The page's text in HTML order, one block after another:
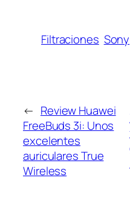
Filtraciones Sony
← Review Huawei
FreeBuds 3i: Unos
excelentes
auriculares True
Wireless